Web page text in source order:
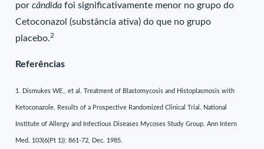
porcândidafoi significativamente menor no grupo do
Cetoconazol (substância ativa) do que no grupo
placebo.2
Referências
1. Dismukes WE., et al. Treatment of Blastomycosis and Histoplasmosis with
Ketoconazole. Results of a Prospective Randomized Clinical Trial. National
Institute of Allergy and Infectious Diseases Mycoses Study Group. Ann Intern
Med. 103(6(Pt 1)): 861-72, Dec. 1985.